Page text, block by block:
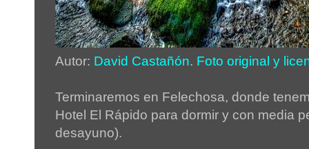
Autor: David Castañón. Foto original y
Terminaremos en Felechosa, donde
Hotel El Rápido para dormir y con media
desayuno).